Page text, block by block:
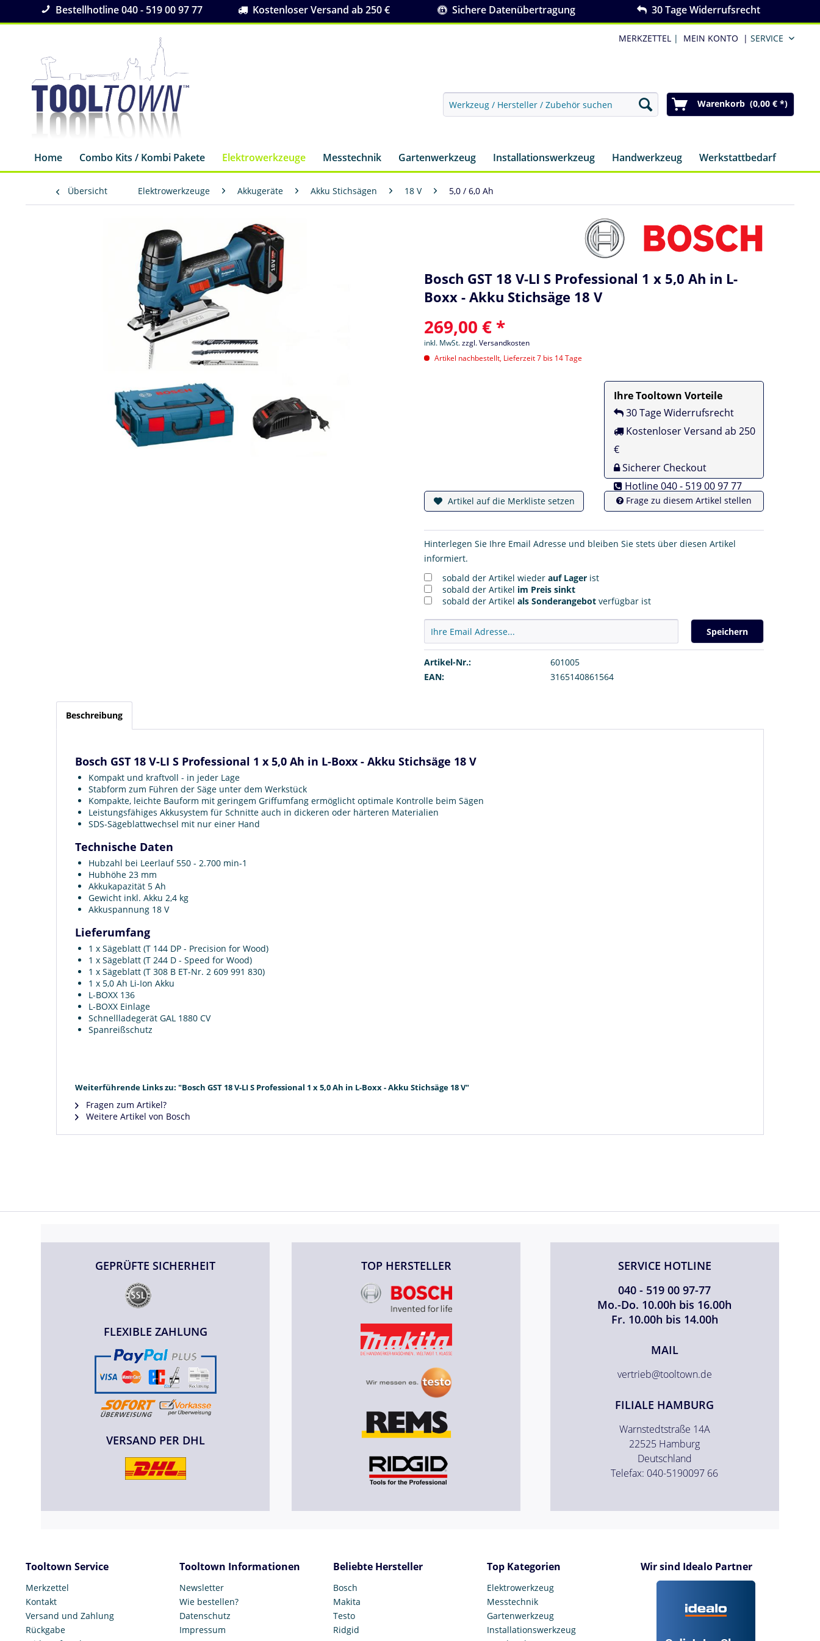
Bestellhotline 040 - 519 00 97 77 Kostenloser Versand ab 250 € Sichere Datenübertragung 30 Tage Widerrufsrecht
MERKZETTEL | MEIN KONTO | SERVICE
Warenkorb (0,00 € *)
Home Combo Kits / Kombi Pakete Elektrowerkzeuge Messtechnik Gartenwerkzeug Installationswerkzeug Handwerkzeug Werkstattbedarf
Übersicht Elektrowerkzeuge Akkugeräte Akku Stichsägen 18 V 5,0 / 6,0 Ah
Bosch GST 18 V-LI S Professional 1 x 5,0 Ah in L-
Boxx - Akku Stichsäge 18 V
269,00 € *
inkl. MwSt.zzgl. Versandkosten
Artikel nachbestellt, Lieferzeit 7 bis 14 Tage
Ihre Tooltown Vorteile
30 Tage Widerrufsrecht
Kostenloser Versand ab 250
€
Sicherer Checkout
Hotline 040 - 519 00 97 77
Artikel auf die Merkliste setzen Frage zu diesem Artikel stellen
Hinterlegen Sie Ihre Email Adresse und bleiben Sie stets über diesen Artikel
informiert.
sobald der Artikel wiederauf Lager ist
sobald der Artikel im Preis sinkt
sobald der Artikelals Sonderangebot verfügbar ist
Speichern
Artikel-Nr.:
601005
EAN:
3165140861564
Beschreibung
Bosch GST 18 V-LI S Professional 1 x 5,0 Ah in L-Boxx - Akku Stichsäge 18 V
Kompakt und kraftvoll - in jeder Lage
Stabform zum Führen der Säge unter dem Werkstück
Kompakte, leichte Bauform mit geringem Griffumfang ermöglicht optimale Kontrolle beim Sägen
Leistungsfähiges Akkusystem für Schnitte auch in dickeren oder härteren Materialien
SDS-Sägeblattwechsel mit nur einer Hand
Technische Daten
Hubzahl bei Leerlauf 550 - 2.700 min-1
Hubhöhe 23 mm
Akkukapazität 5 Ah
Gewicht inkl. Akku 2,4 kg
Akkuspannung 18 V
Lieferumfang
1 x Sägeblatt (T 144 DP - Precision for Wood)
1 x Sägeblatt (T 244 D - Speed for Wood)
1 x Sägeblatt (T 308 B ET-Nr. 2 609 991 830)
1 x 5,0 Ah Li-Ion Akku
L-BOXX 136
L-BOXX Einlage
Schnellladegerät GAL 1880 CV
Spanreißschutz
Weiterführende Links zu: "Bosch GST 18 V-LI S Professional 1 x 5,0 Ah in L-Boxx - Akku Stichsäge 18 V"
Fragen zum Artikel?
Weitere Artikel von Bosch
GEPRÜFTE SICHERHEIT
FLEXIBLE ZAHLUNG
VERSAND PER DHL
TOP HERSTELLER
SERVICE HOTLINE
040 - 519 00 97-77
Mo.-Do. 10.00h bis 16.00h
Fr. 10.00h bis 14.00h
MAIL
vertrieb@tooltown.de
FILIALE HAMBURG
Warnstedtstraße 14A
22525 Hamburg
Deutschland
Telefax: 040-5190097 66
Tooltown Service
Merkzettel
Kontakt
Versand und Zahlung
Rückgabe
Tooltown Informationen
Newsletter
Wie bestellen?
Datenschutz
Impressum
Beliebte Hersteller
Bosch
Makita
Testo
Ridgid
Top Kategorien
Elektrowerkzeug
Messtechnik
Gartenwerkzeug
Installationswerkzeug
Wir sind Idealo Partner